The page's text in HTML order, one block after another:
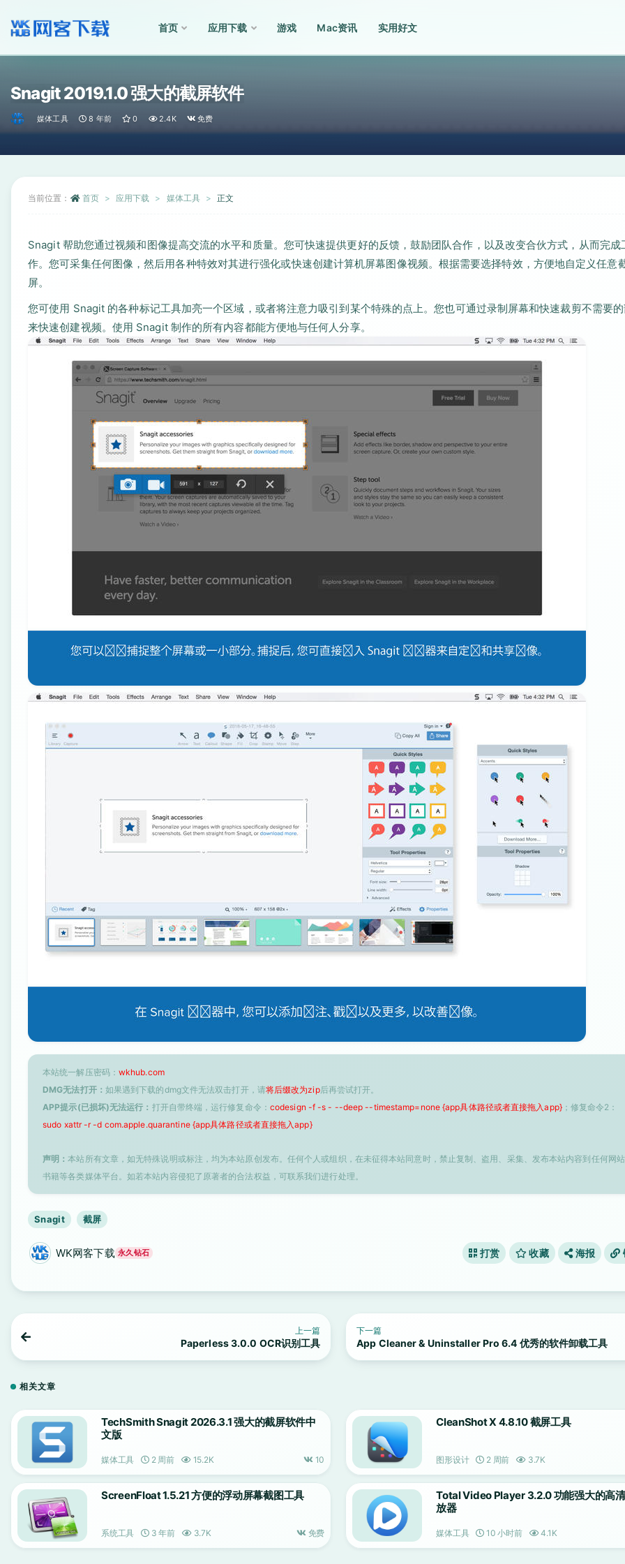
首页 应用下载 游戏 Mac资讯 实用好文
Snagit 2019.1.0 强大的截屏软件
媒体工具 8 年前 0 2.4K 免费
当前位置： 首页 应用下载 媒体工具 正文
Snagit 帮助您通过视频和图像提高交流的水平和质量。您可快速提供更好的反馈，鼓励团队合作，以及改变合伙方式，从而完成
作。您可采集任何图像，然后用各种特效对其进行强化或快速创建计算机屏幕图像视频。根据需要选择特效，方便地自定义任意
屏。
您可使用 Snagit 的各种标记工具加亮一个区域，或者将注意力吸引到某个特殊的点上。您也可通过录制屏幕和快速裁剪不需要
来快速创建视频。使用 Snagit 制作的所有内容都能方便地与任何人分享。
本站统一解压密码： wkhub.com
DMG无法打开： 如果遇到下载的dmg文件无法双击打开，请将后缀改为zip后再尝试打开。
APP提示(已损坏)无法运行： 打开自带终端，运行修复命令： codesign -f -s - --deep --timestamp=none {app具体路径或者直接拖入app}；修复命令2：
sudo xattr -r -d com.apple.quarantine {app具体路径或者直接拖入app}
声明：本站所有文章，如无特殊说明或标注，均为本站原创发布。任何个人或组织，在未征得本站同意时，禁止复制、盗用、采集、发布本站内容到任何网
书籍等各类媒体平台。如若本站内容侵犯了原著者的合法权益，可联系我们进行处理。
Snagit 截屏
WK网客下载 永久钻石 打赏 收藏 海报
上一篇
Paperless 3.0.0 OCR识别工具
下一篇
App Cleaner & Uninstaller Pro 6.4 优秀的软件卸载工具
相关文章
TechSmith Snagit 2026.3.1 强大的截屏软件中
文版
媒体工具 2 周前 15.2K 10
CleanShot X 4.8.10 截屏工具
图形设计 2 周前 3.7K
ScreenFloat 1.5.21 方便的浮动屏幕截图工具
系统工具 3 年前 3.7K 免费
Total Video Player 3.2.0 功能强大的高
放器
媒体工具 10 小时前 4.1K